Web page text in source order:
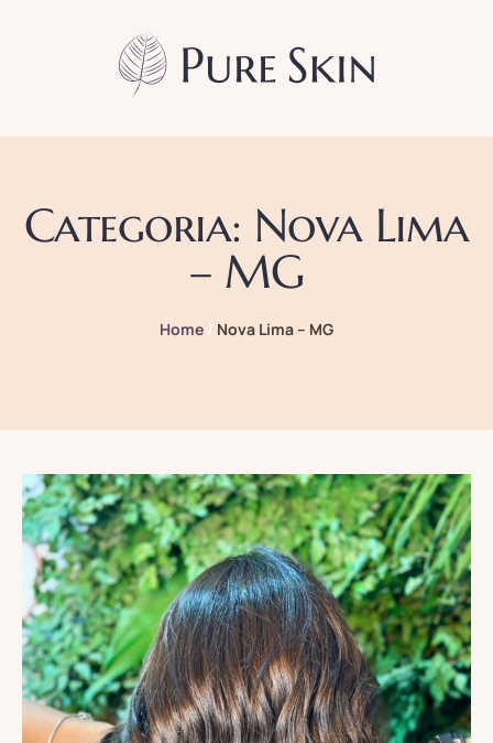
Categoria: Nova Lima
– MG
Home / Nova Lima – MG